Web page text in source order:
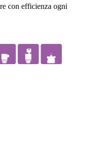
con efficienza ogni